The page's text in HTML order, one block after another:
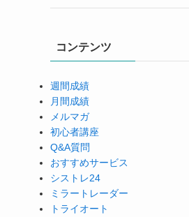
コンテンツ
週間成績
月間成績
メルマガ
初心者講座
Q&A質問
おすすめサービス
シストレ24
ミラートレーダー
トライオート